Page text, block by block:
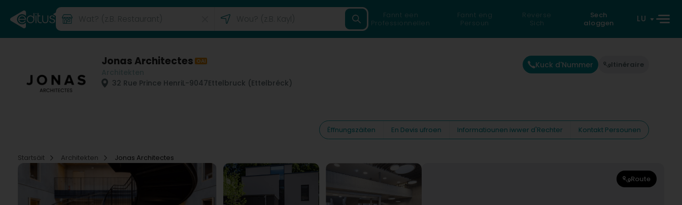
Fannt een
Professionnellen
Fannt eng
Persoun
Reverse
Sich
Sech
aloggen
LU
Jonas Architectes OAI
32 Rue Prince HenriL-9047Ettelbruck (Ettelbréck)
Kuck d'Nummer Itinéraire
Ëffnungszäiten En Devis ufroen Informatiounen iwwer d'Rechter Kontakt Persounen
Startsäit Architekten Jonas Architectes
Route